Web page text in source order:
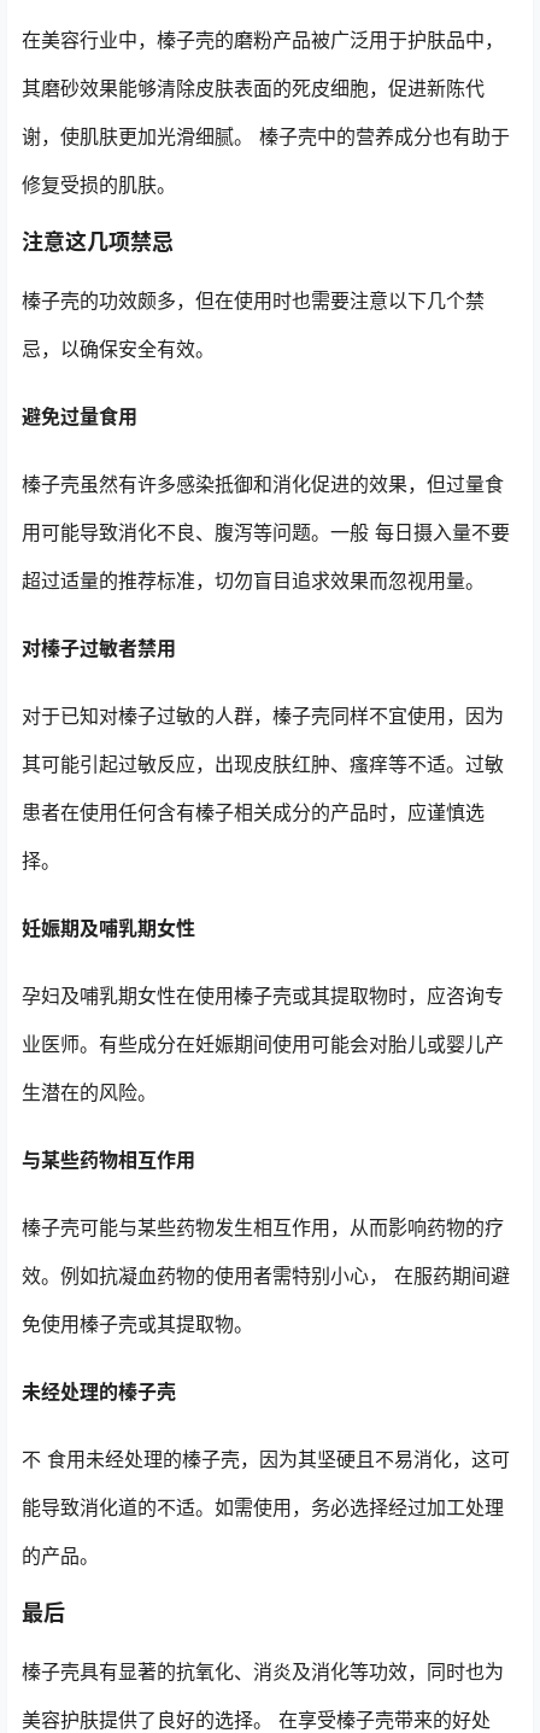
在美容行业中，榛子壳的磨粉产品被广泛用于护肤品中，
其磨砂效果能够清除皮肤表面的死皮细胞，促进新陈代
谢，使肌肤更加光滑细腻。 榛子壳中的营养成分也有助于
修复受损的肌肤。
注意这几项禁忌
榛子壳的功效颇多，但在使用时也需要注意以下几个禁
忌，以确保安全有效。
避免过量食用
榛子壳虽然有许多感染抵御和消化促进的效果，但过量食
用可能导致消化不良、腹泻等问题。一般 每日摄入量不要
超过适量的推荐标准，切勿盲目追求效果而忽视用量。
对榛子过敏者禁用
对于已知对榛子过敏的人群，榛子壳同样不宜使用，因为
其可能引起过敏反应，出现皮肤红肿、瘙痒等不适。过敏
患者在使用任何含有榛子相关成分的产品时，应谨慎选
择。
妊娠期及哺乳期女性
孕妇及哺乳期女性在使用榛子壳或其提取物时，应咨询专
业医师。有些成分在妊娠期间使用可能会对胎儿或婴儿产
生潜在的风险。
与某些药物相互作用
榛子壳可能与某些药物发生相互作用，从而影响药物的疗
效。例如抗凝血药物的使用者需特别小心， 在服药期间避
免使用榛子壳或其提取物。
未经处理的榛子壳
不 食用未经处理的榛子壳，因为其坚硬且不易消化，这可
能导致消化道的不适。如需使用，务必选择经过加工处理
的产品。
最后
榛子壳具有显著的抗氧化、消炎及消化等功效，同时也为
美容护肤提供了良好的选择。 在享受榛子壳带来的好处